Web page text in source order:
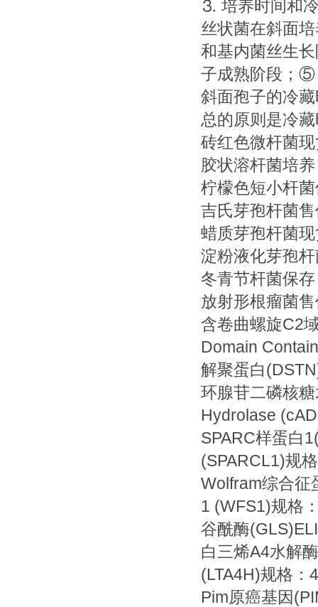
⒊ 培养时间和
丝状菌在斜面
和基内菌丝生
子成熟阶段；⑤
斜面孢子的冷
总的原则是冷
砖红色微杆菌
胶状溶杆菌培
柠檬色短小杆
吉氏芽孢杆菌
蜡质芽孢杆菌
淀粉液化芽孢
冬青节杆菌保
放射形根瘤菌
含卷曲螺旋C2
Domain
解聚蛋白
环腺苷二磷核
Hydrolase
SPARC样蛋白
(SPARCL1)规
Wolfram综合征
1 (WFS1)规格
谷酰酶
白三烯A4水解
(LTA4H)规格：
Pim原癌基因